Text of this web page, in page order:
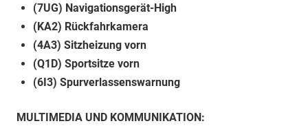
(7UG) Navigationsgerät-High
(KA2) Rückfahrkamera
(4A3) Sitzheizung vorn
(Q1D) Sportsitze vorn
(6I3) Spurverlassenswarnung
MULTIMEDIA UND KOMMUNIKATION: